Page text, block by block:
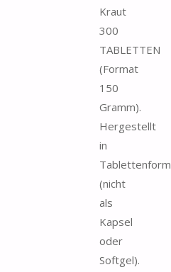
Kraut
300
TABLETTEN
(Format
150
Gramm).
Hergestellt
in
Tablettenform
(nicht
als
Kapsel
oder
Softgel).